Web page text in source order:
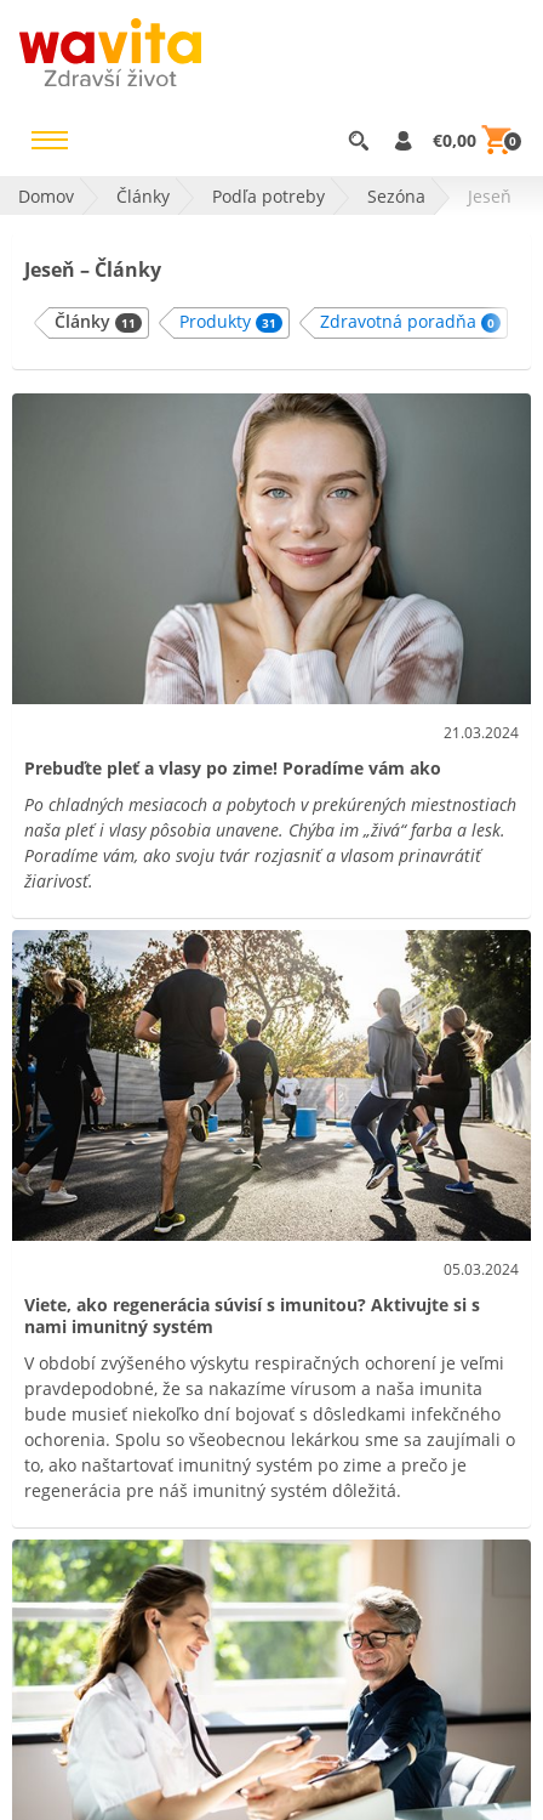
€0,00 0
Domov Články Podľa potreby Sezóna Jeseň
Jeseň – Články
Články 11 Produkty 31 Zdravotná poradňa 0
21.03.2024
Prebuďte pleť a vlasy po zime! Poradíme vám ako
Po chladných mesiacoch a pobytoch v prekúrených miestnostiach
naša pleť i vlasy pôsobia unavene. Chýba im „živá“ farba a lesk.
Poradíme vám, ako svoju tvár rozjasniť a vlasom prinavrátiť
žiarivosť.
05.03.2024
Viete, ako regenerácia súvisí s imunitou? Aktivujte si s
nami imunitný systém
V období zvýšeného výskytu respiračných ochorení je veľmi
pravdepodobné, že sa nakazíme vírusom a naša imunita
bude musieť niekoľko dní bojovať s dôsledkami infekčného
ochorenia. Spolu so všeobecnou lekárkou sme sa zaujímali o
to, ako naštartovať imunitný systém po zime a prečo je
regenerácia pre náš imunitný systém dôležitá.